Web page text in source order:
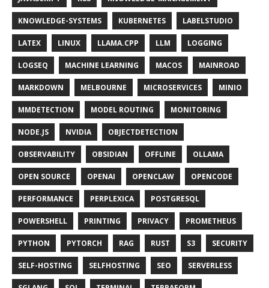
KNOWLEDGE-SYSTEMS KUBERNETES LABELSTUDIO
LATEX LINUX LLAMA.CPP LLM LOGGING
LOGSEQ MACHINE LEARNING MACOS MAINROAD
MARKDOWN MELBOURNE MICROSERVICES MINIO
MMDETECTION MODEL ROUTING MONITORING
NODE.JS NVIDIA OBJECTDETECTION
OBSERVABILITY OBSIDIAN OFFLINE OLLAMA
OPEN SOURCE OPENAI OPENCLAW OPENCODE
PERFORMANCE PERPLEXICA POSTGRESQL
POWERSHELL PRINTING PRIVACY PROMETHEUS
PYTHON PYTORCH RAG RUST S3 SECURITY
SELF-HOSTING SELFHOSTING SEO SERVERLESS